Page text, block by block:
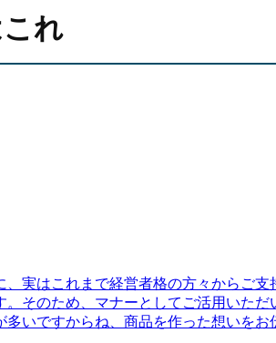
れ
実はこれまで経営者格の方々からご支
そのため、マナーとしてご活用いただ
いですからね、商品を作った想いをお